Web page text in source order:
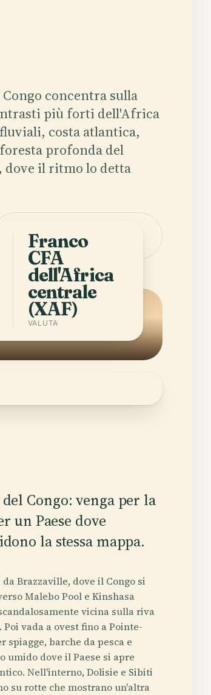
concentra sulla
più forti dell'Africa
costa atlantica,
profonda del
dove il ritmo lo detta
Congo
Franco
CFA
dell'Africa
centrale
(XAF)
VALUTA
Congo: venga per la
un Paese dove
la stessa mappa.
Brazzaville, dove il Congo si
Malebo Pool e Kinshasa
vicina sulla riva
Poi vada a ovest fino a Pointe-
spiagge, barche da pesca e
umido dove il Paese si apre
Nell'interno, Dolisie e Sibiti
su rotte che mostrano un'altra